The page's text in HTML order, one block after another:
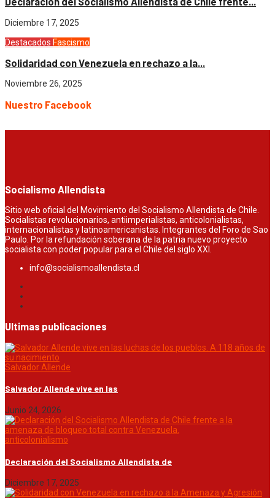
Diciembre 17, 2025
Destacados Fascismo
Solidaridad con Venezuela en rechazo a la...
Noviembre 26, 2025
Nuestro Facebook
Socialismo Allendista
Sitio web oficial del Movimiento del Socialismo Allendista de Chile.
Socialistas revolucionarios, antiimperialistas, anticolonialistas,
internacionalistas y latinoamericanistas. Integrantes del Foro de Sao
Paulo. Por la refundación soberana de la patria nuevo proyecto
socialista con poder popular para el Chile del siglo XXI.
info@socialismoallendista.cl
Ultimas publicaciones
Salvador Allende
Salvador Allende vive en las
Junio 24, 2026
anticolonialismo
Declaración del Socialismo Allendista de
Diciembre 17, 2025